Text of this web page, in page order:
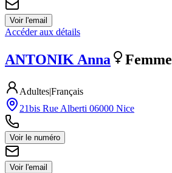
Voir l'email
Accéder aux détails
ANTONIK Anna Femme
Adultes|Français
21bis Rue Alberti 06000 Nice
Voir le numéro
Voir l'email